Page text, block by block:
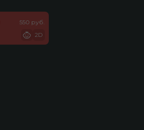
550 руб.
2D